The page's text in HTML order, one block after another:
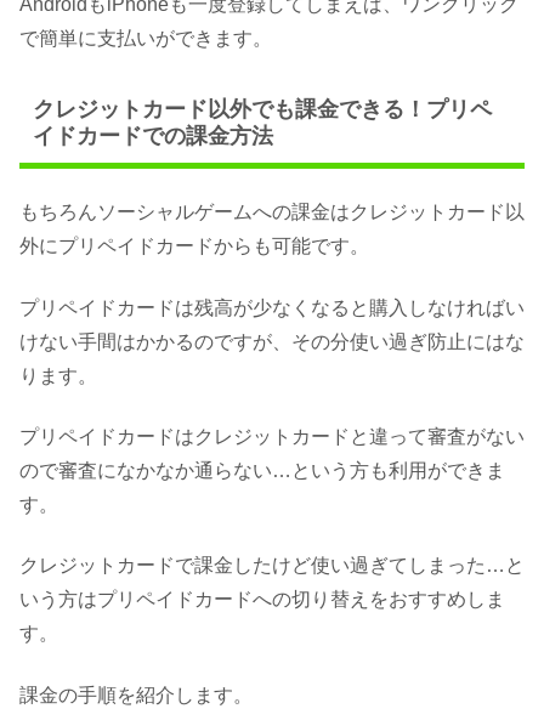
で簡単に支払いができます。
クレジットカード以外でも課金できる！プリペ
イドカードでの課金方法
もちろんソーシャルゲームへの課金はクレジットカード以
外にプリペイドカードからも可能です。
プリペイドカードは残高が少なくなると購入しなければい
けない手間はかかるのですが、その分使い過ぎ防止にはな
ります。
プリペイドカードはクレジットカードと違って審査がない
ので審査になかなか通らない…という方も利用ができま
す。
クレジットカードで課金したけど使い過ぎてしまった…と
いう方はプリペイドカードへの切り替えをおすすめしま
す。
課金の手順を紹介します。